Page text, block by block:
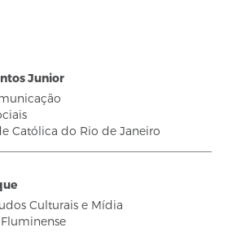
Junior
Católica do Rio de Janeiro
Culturais e Mídia